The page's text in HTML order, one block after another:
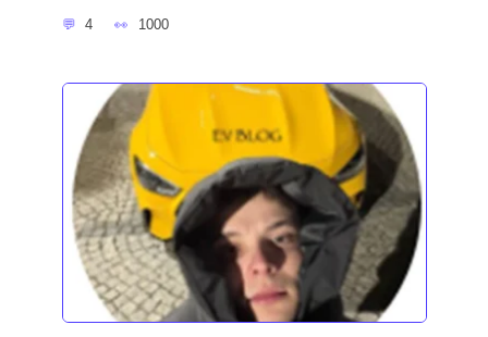
4 1000